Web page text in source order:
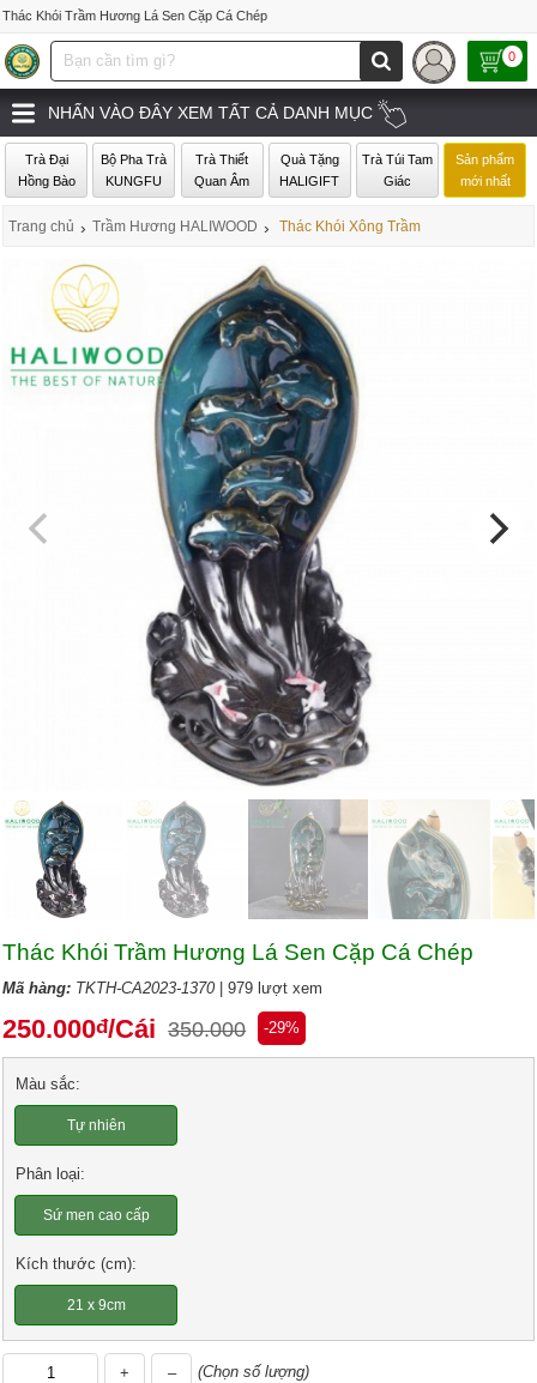
Thác Khói Trầm Hương Lá Sen Cặp Cá Chép
0
NHẤN VÀO ĐÂY XEM TẤT CẢ DANH MỤC
Trà Đại
Hồng Bào
Bộ Pha Trà
KUNGFU
Trà Thiết
Quan Âm
Quà Tặng
HALIGIFT
Trà Túi Tam
Giác
Sản phẩm
mới nhất
Trang chủ › Trầm Hương HALIWOOD › Thác Khói Xông Trầm
Thác Khói Trầm Hương Lá Sen Cặp Cá Chép
Mã hàng: TKTH-CA2023-1370 | 979 lượt xem
250.000đ/Cái 350.000 -29%
Màu sắc:
Tự nhiên
Phân loại:
Sứ men cao cấp
Kích thước (cm):
21 x 9cm
+ – (Chọn số lượng)